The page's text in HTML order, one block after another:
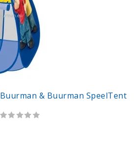
Buurman & Buurman SpeelTent